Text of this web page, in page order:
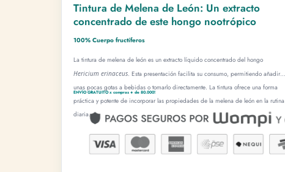
Tintura de Melena de León: Un extracto
concentrado de este hongo nootrópico
100% Cuerpo fructíferos
La tintura de melena de león es un extracto líquido concentrado del hongo
Hericium erinaceus. Esta presentación facilita su consumo, permitiendo añadir
unas pocas gotas a bebidas o tomarlo directamente. La tintura ofrece una forma
práctica y potente de incorporar las propiedades de la melena de león en la rutina
diaria.
ENVÍO GRATUITO x compras + de 80.000!